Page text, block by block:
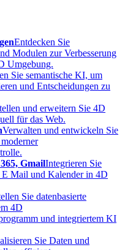
Entdecken Sie
Modulen zur Verbesserung
Umgebung.
Sie semantische KI, um
und Entscheidungen zu
und erweitern Sie 4D
für das Web.
Verwalten und entwickeln Sie
GmailIntegrieren Sie
Mail und Kalender in 4D
Sie datenbasierte
4D
und integriertem KI
Sie Daten und